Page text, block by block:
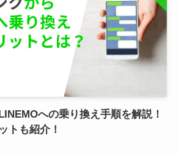
への乗り換え手順を解説！
トも紹介！